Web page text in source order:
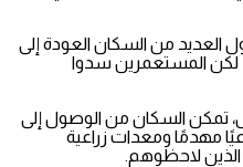
تشرين الأول 2023، حاول العديد من السكان العودة إلى
لكن المستعمرين سدوا
الأول، تمكن السكان من الوصول إلى
سكنيًا وزراعيًا مهدمًا ومعدات زراعية
لاحظوهم.